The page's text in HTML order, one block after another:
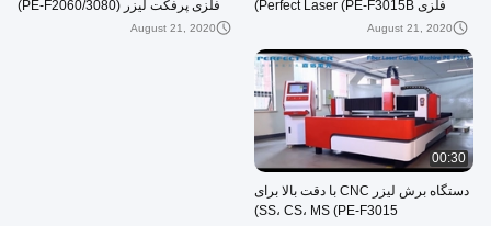
فلزی Perfect Laser (PE-F3015B)
August 21, 2020
فلزی پرفکت لیزر (PE-F2060/3080)
August 21, 2020
00:30
دستگاه برش لیزر CNC با دقت بالا برای
SS، CS، MS (PE-F3015)